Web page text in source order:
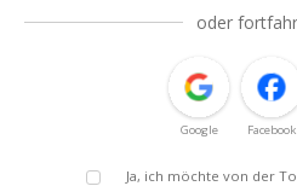
oder
Google Facebook
Ja, ich möchte von der